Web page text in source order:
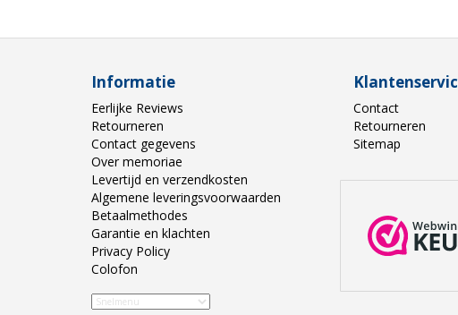
Informatie
Eerlijke Reviews
Retourneren
Contact gegevens
Over memoriae
Levertijd en verzendkosten
Algemene leveringsvoorwaarden
Betaalmethodes
Garantie en klachten
Privacy Policy
Colofon
Contact
Retourneren
Sitemap